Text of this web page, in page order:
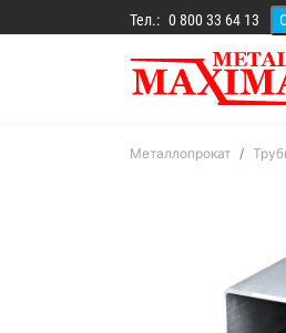
Тел.: 0 800 33 64 13
Металлопрокат